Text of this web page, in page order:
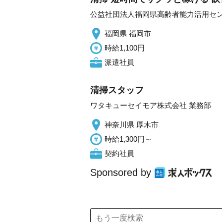
公益社団法人福岡県高齢者能力活用セ
福岡県 福岡市
時給1,100円
派遣社員
清掃スタッフ
ワタキューセイモア株式会社 業務部
神奈川県 厚木市
時給1,300円～
契約社員
Sponsored by